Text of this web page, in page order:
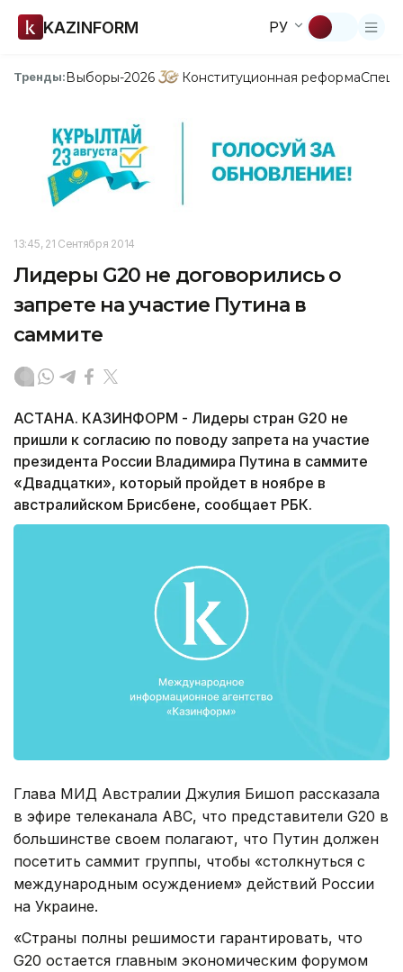
KAZINFORM РУ
Тренды:Выборы-2026 Конституционная реформа
13:45, 21 Сентября 2014
Лидеры G20 не договорились о
запрете на участие Путина в
саммите
АСТАНА. КАЗИНФОРМ - Лидеры стран G20 не
пришли к согласию по поводу запрета на участие
президента России Владимира Путина в саммите
«Двадцатки», который пройдет в ноябре в
австралийском Брисбене, сообщает РБК.
Глава МИД Австралии Джулия Бишоп рассказала
в эфире телеканала ABC, что представители G20 в
большинстве своем полагают, что Путин должен
посетить саммит группы, чтобы «столкнуться с
международным осуждением» действий России
на Украине.
«Страны полны решимости гарантировать, что
G20 остается главным экономическим форумом